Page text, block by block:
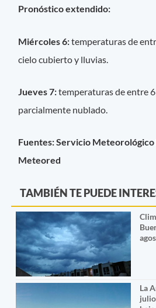
Pronóstico extendido:
Miércoles 6:temperaturas de
cielo cubierto y lluvias.
Jueves 7:temperaturas de entre
parcialmente nublado.
Fuentes: Servicio Meteorológico
Meteored
TAMBIÉN TE PUEDE
La